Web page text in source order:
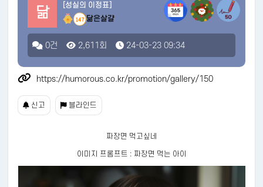
닮 [성실의 이정표]
147 닮은살걀
0건 2,611회 24-03-23 09:34
https://humorous.co.kr/promotion/gallery/150
신고 블라인드
짜장면 먹고싶네
이미지 프롬프트 : 짜장면 먹는 아이